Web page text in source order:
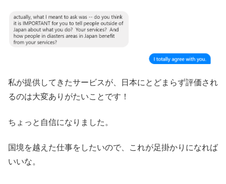
私が提供してきたサービスが、日本にとどまらず評価され
るのは大変ありがたいことです！
ちょっと自信になりました。
国境を越えた仕事をしたいので、これが足掛かりになれば
いいな。